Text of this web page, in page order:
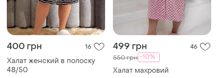
400 грн 16
Халат женский в полоску
48/50
499 грн 46
550 грн -10%
Халат махровий